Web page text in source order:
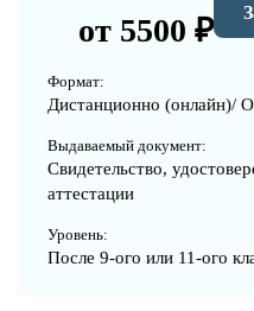
от 5500 ₽
Формат:
Дистанционно (онлайн)/
Выдаваемый документ:
Свидетельство,
аттестации
Уровень:
После 9-ого или 11-ого